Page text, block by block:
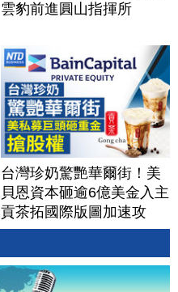
雲豹前進圓山指揮所
台灣珍奶驚艷華爾街！美
貝恩資本砸逾6億美金入主
貢茶拓國際版圖加速攻
美？｜#財經新聞｜